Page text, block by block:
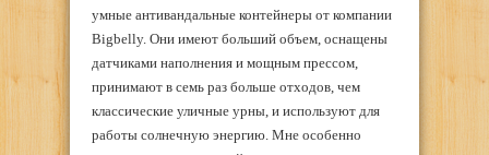
умные антивандальные контейнеры от компании
Bigbelly. Они имеют больший объем, оснащены
датчиками наполнения и мощным прессом,
принимают в семь раз больше отходов, чем
классические уличные урны, и используют для
работы солнечную энергию. Мне особенно